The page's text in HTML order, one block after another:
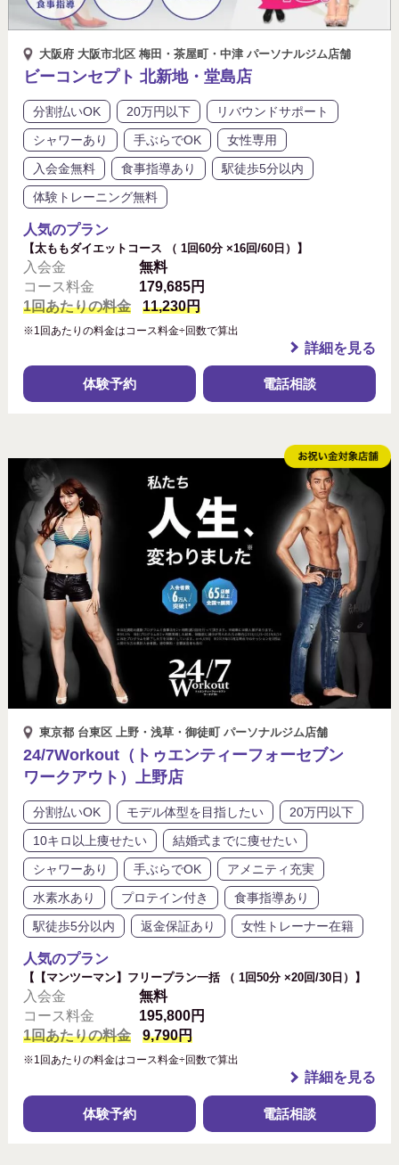
大阪府 大阪市北区 梅田・茶屋町・中津 パーソナルジム店舗
ビーコンセプト 北新地・堂島店
分割払いOK 20万円以下
リバウンドサポート
シャワーあり
手ぶらでOK
女性専用
入会金無料
食事指導あり
駅徒歩5分以内
体験トレーニング無料
人気のプラン
【太ももダイエットコース （ 1回60分 ×16回/60日）】
入会金
無料
コース料金
179,685円
1回あたりの料金
11,230円
※1回あたりの料金はコース料金÷回数で算出
詳細を見る
体験予約 電話相談
東京都 台東区 上野・浅草・御徒町 パーソナルジム店舗
24/7Workout（トゥエンティーフォーセブン
ワークアウト）上野店
分割払いOK モデル体型を目指したい
20万円以下
10キロ以上痩せたい
結婚式までに痩せたい
シャワーあり
手ぶらでOK
アメニティ充実
水素水あり
プロテイン付き
食事指導あり
駅徒歩5分以内
返金保証あり 女性トレーナー在籍
人気のプラン
【【マンツーマン】フリープラン一括 （ 1回50分 ×20回/30日）】
入会金
無料
コース料金
195,800円
1回あたりの料金
9,790円
※1回あたりの料金はコース料金÷回数で算出
詳細を見る
体験予約 電話相談